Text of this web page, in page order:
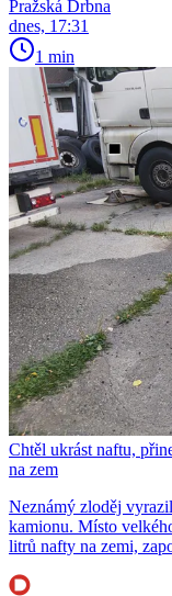
Pražská Drbna
dnes, 17:31
1 min
Chtěl ukrást naftu,
na zem
Neznámý zloděj
kamionu. Místo
litrů nafty na zemi,